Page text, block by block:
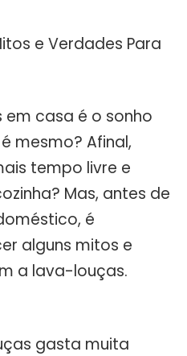
e Verdades Para
casa é o sonho
mesmo? Afinal,
tempo livre e
Mas, antes de
é
alguns mitos e
a lava-louças.
gasta muita